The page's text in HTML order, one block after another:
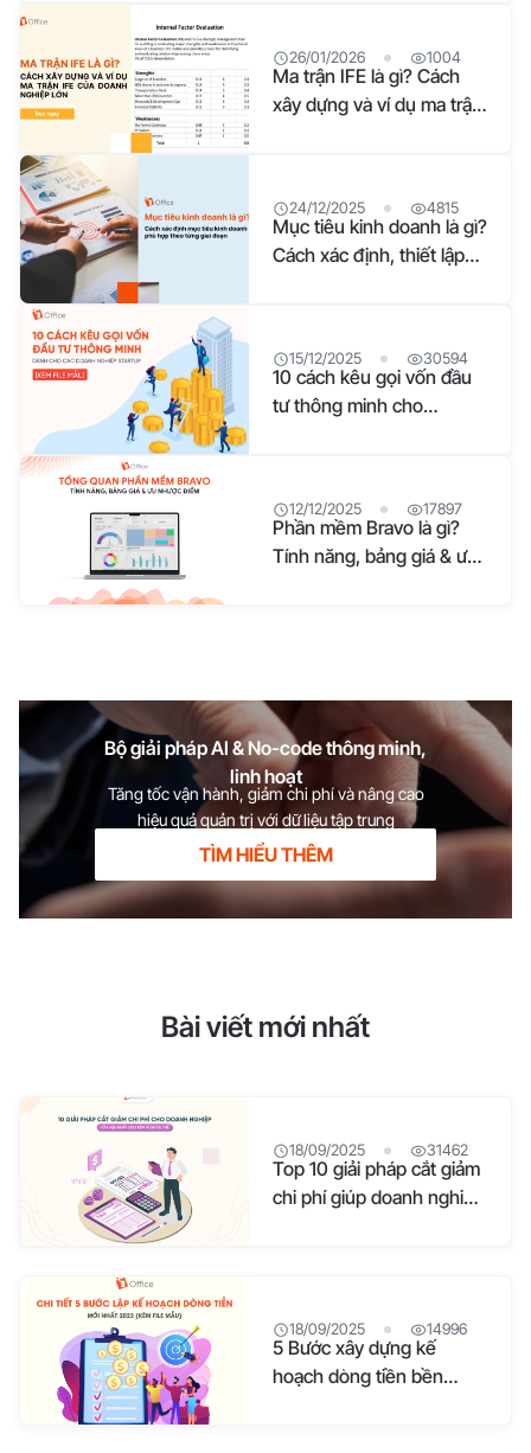
tiêu chí lựa chọn và giải pháp phù hợp cho từng doanh nghiệp.
Phần mềm quản lý tài liệu doanh nghiệp là gì? Phần mềm quản
lý tài liệu là giải pháp giúp doanh nghiệp số hóa, lưu trữ và quản
lý toàn bộ tài liệu, hồ sơ trên một hệ thống tập trung. Thay vì
lưu trữ bằng giấy tờ hoặc nhiều nền tảng rời rạc, doanh nghiệp
có thể dễ dàng tìm kiếm, phân loại, chia sẻ và theo dõi lịch sử
chỉnh sửa tài liệu chỉ trong vài thao tác. Nhờ đó, việc quản lý
thông tin trở nên nhanh chóng, an toàn và hiệu quả hơn, đồng
thời giảm sai sót, tiết kiệm thời gian và nâng cao hiệu suất làm
việc của các phòng ban. Những Khó Khăn Khi Quản Lý Tài Liệu
Theo Phương Pháp Truyền Thống Trong quá trình hoạt động,
doanh nghiệp phải lưu trữ và quản lý một khối lượng lớn tài liệu
như hợp đồng, văn bản nội bộ, quy trình quản lý hồ sơ nhân
sự, chứng từ hay quy trình làm việc. Khi dữ liệu ngày càng gia
tăng, việc quản lý bằng hồ sơ giấy hoặc lưu trữ rời rạc trên
nhiều nền
26/01/2026 1004
Ma trận IFE là gì? Cách
xây dựng và ví dụ ma trận
24/12/2025 4815
Mục tiêu kinh doanh là gì?
Cách xác định, thiết lập
15/12/2025 30594
10 cách kêu gọi vốn đầu
tư thông minh cho
12/12/2025 17897
Phần mềm Bravo là gì?
Tính năng, bảng giá & ưu
Bộ giải pháp AI & No-code thông minh,
linh hoạt
Tăng tốc vận hành, giảm chi phí và nâng cao
hiệu quả quản trị với dữ liệu tập trung
TÌM HIỂU THÊM
Bài viết mới nhất
18/09/2025 31462
Top 10 giải pháp cắt giảm
chi phí giúp doanh nghiệp
18/09/2025 14996
5 Bước xây dựng kế
hoạch dòng tiền bền